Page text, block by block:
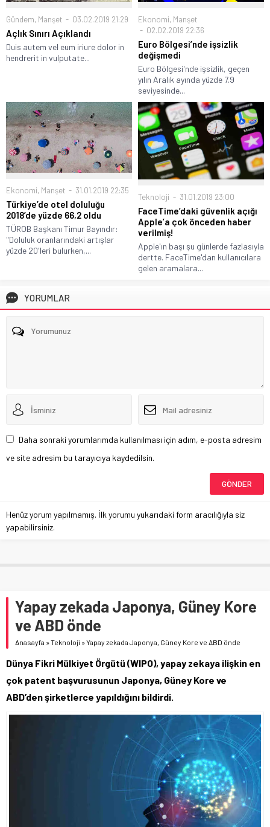
Gündem, Manşet 03.02.2019 21:29
Açlık Sınırı Açıklandı
Duis autem vel eum iriure dolor in
hendrerit in vulputate...
Ekonomi, Manşet
02.02.2019 22:36
Euro Bölgesi’nde işsizlik
değişmedi
Euro Bölgesi'nde işsizlik, geçen
yılın Aralık ayında yüzde 7.9
seviyesinde...
Ekonomi, Manşet 31.01.2019 22:35
Türkiye’de otel doluluğu
2018’de yüzde 66,2 oldu
TÜROB Başkanı Timur Bayındır:
"Doluluk oranlarındaki artışlar
yüzde 20'leri bulurken,...
Teknoloji 31.01.2019 23:00
FaceTime’daki güvenlik açığı
Apple’a çok önceden haber
verilmiş!
Apple'ın başı şu günlerde fazlasıyla
dertte. FaceTime'dan kullanıcılara
gelen aramalara...
YORUMLAR
Daha sonraki yorumlarımda kullanılması için adım, e-posta adresim
ve site adresim bu tarayıcıya kaydedilsin.
Henüz yorum yapılmamış. İlk yorumu yukarıdaki form aracılığıyla siz
yapabilirsiniz.
Yapay zekada Japonya, Güney Kore
ve ABD önde
Anasayfa »Teknoloji »Yapay zekada Japonya, Güney Kore ve ABD önde
Dünya Fikri Mülkiyet Örgütü (WIPO), yapay zekaya ilişkin en
çok patent başvurusunun Japonya, Güney Kore ve
ABD’den şirketlerce yapıldığını bildirdi.